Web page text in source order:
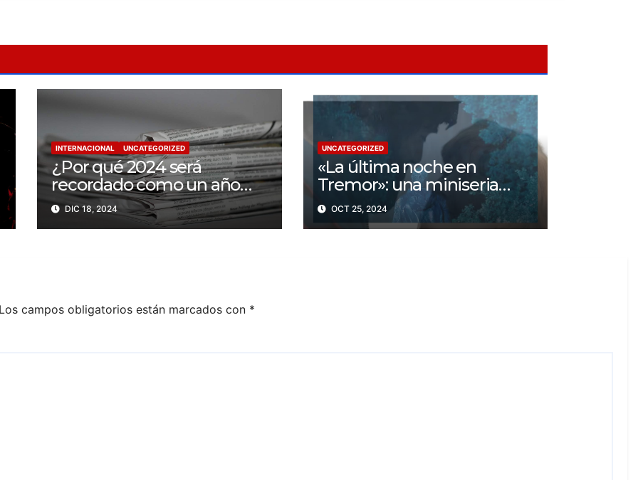
INTERNACIONAL UNCATEGORIZED
¿Por qué 2024 será
recordado como un año
trágico para la libertad de
prensa? Un tercio de los
DIC 18, 2024
UNCATEGORIZED
«La última noche en
Tremor»: una miniseria
psicológica ¿Cuál es su
trama?
OCT 25, 2024
Los campos obligatorios están marcados con *